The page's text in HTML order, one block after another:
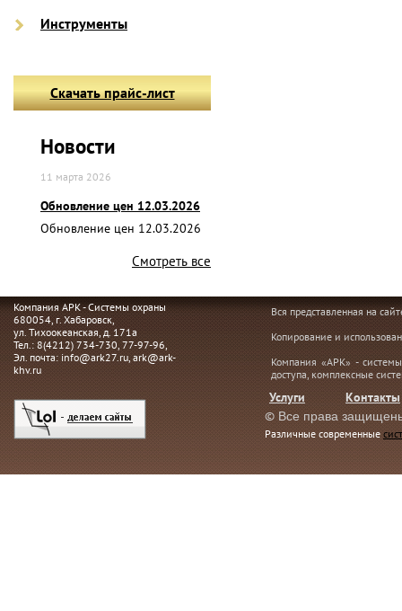
Инструменты
Скачать прайс-лист
Новости
11 марта 2026
Обновление цен 12.03.2026
Обновление цен 12.03.2026
Смотреть все
Компания АРК - Системы охраны
680054, г. Хабаровск,
ул. Тихоокеанская, д. 171а
Тел.: 8(4212) 734-730, 77-97-96,
Эл. почта: info@ark27.ru, ark@ark-
khv.ru
Вся представленная на
Копирование и
Компания «АРК» -
доступа, комплексные
Услуги
Контакты
© Все права
Различные современные